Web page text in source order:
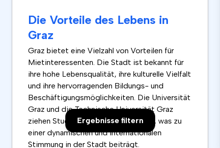
Ergebnisse filtern
Die Vorteile des Lebens in
Graz
Graz bietet eine Vielzahl von Vorteilen für
Mietinteressenten. Die Stadt ist bekannt für
ihre hohe Lebensqualität, ihre kulturelle Vielfalt
und ihre hervorragenden Bildungs- und
Beschäftigungsmöglichkeiten. Die Universität
Graz und die Technische Universität Graz
ziehen Studierende aus aller Welt an, was zu
einer dynamischen und internationalen
Stimmung in der Stadt beiträgt.